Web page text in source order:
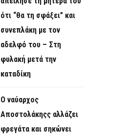
ότι “θα τη σφάξει” και
συνεπλάκη με τον
αδελφό του – Στη
φυλακή μετά την
καταδίκη
Ο ναύαρχος
Αποστολάκηςς αλλάζει
φρεγάτα και σηκώνει